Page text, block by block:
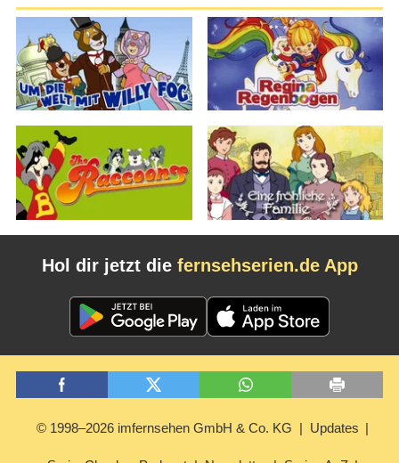
Hol dir jetzt die fernsehserien.de App
© 1998–2026 imfernsehen GmbH & Co. KG Updates